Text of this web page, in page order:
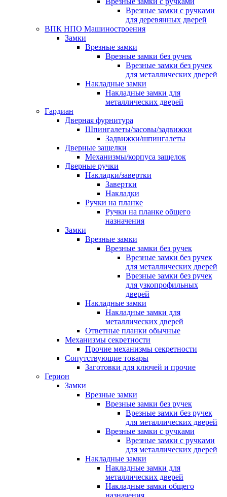
Врезные замки с ручками
для деревянных дверей
ВПК НПО Машиностроения
Замки
Врезные замки
Врезные замки без ручек
Врезные замки без ручек
для металлических дверей
Накладные замки
Накладные замки для
металлических дверей
Гардиан
Дверная фурнитура
Шпингалеты/засовы/задвижки
Задвижки/шпингалеты
Дверные защелки
Механизмы/корпуса защелок
Дверные ручки
Накладки/завертки
Завертки
Накладки
Ручки на планке
Ручки на планке общего
назначения
Замки
Врезные замки
Врезные замки без ручек
Врезные замки без ручек
для металлических дверей
Врезные замки без ручек
для узкопрофильных
дверей
Накладные замки
Накладные замки для
металлических дверей
Ответные планки обычные
Механизмы секретности
Прочие механизмы секретности
Сопутствующие товары
Заготовки для ключей и прочие
Герион
Замки
Врезные замки
Врезные замки без ручек
Врезные замки без ручек
для металлических дверей
Врезные замки с ручками
Врезные замки с ручками
для металлических дверей
Накладные замки
Накладные замки для
металлических дверей
Накладные замки общего